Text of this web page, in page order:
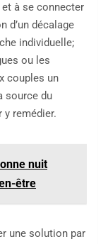
à se connecter
d’un décalage
individuelle;
ou les
couples un
source du
remédier.
nuit
être
une solution par